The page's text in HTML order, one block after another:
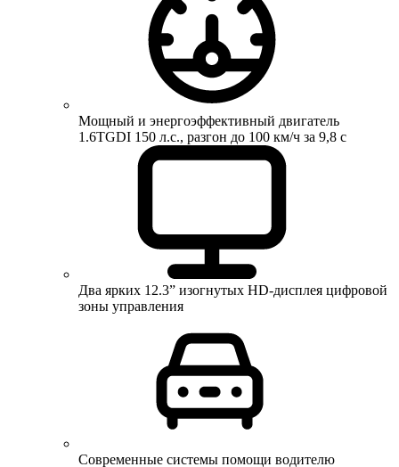
Мощный и энергоэффективный двигатель
1.6TGDI 150 л.с., разгон до 100 км/ч за 9,8 с
Два ярких 12.3” изогнутых HD-дисплея цифровой
зоны управления
Современные системы помощи водителю